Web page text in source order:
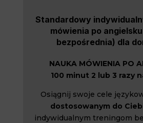
Standardowy
mówienia po
bezpośrednia) dla
NAUKA MÓWIENIA PO
100 minut 2 lub 3 razy
Osiągnij swoje cele
dostosowanym do
indywidualnym treningom